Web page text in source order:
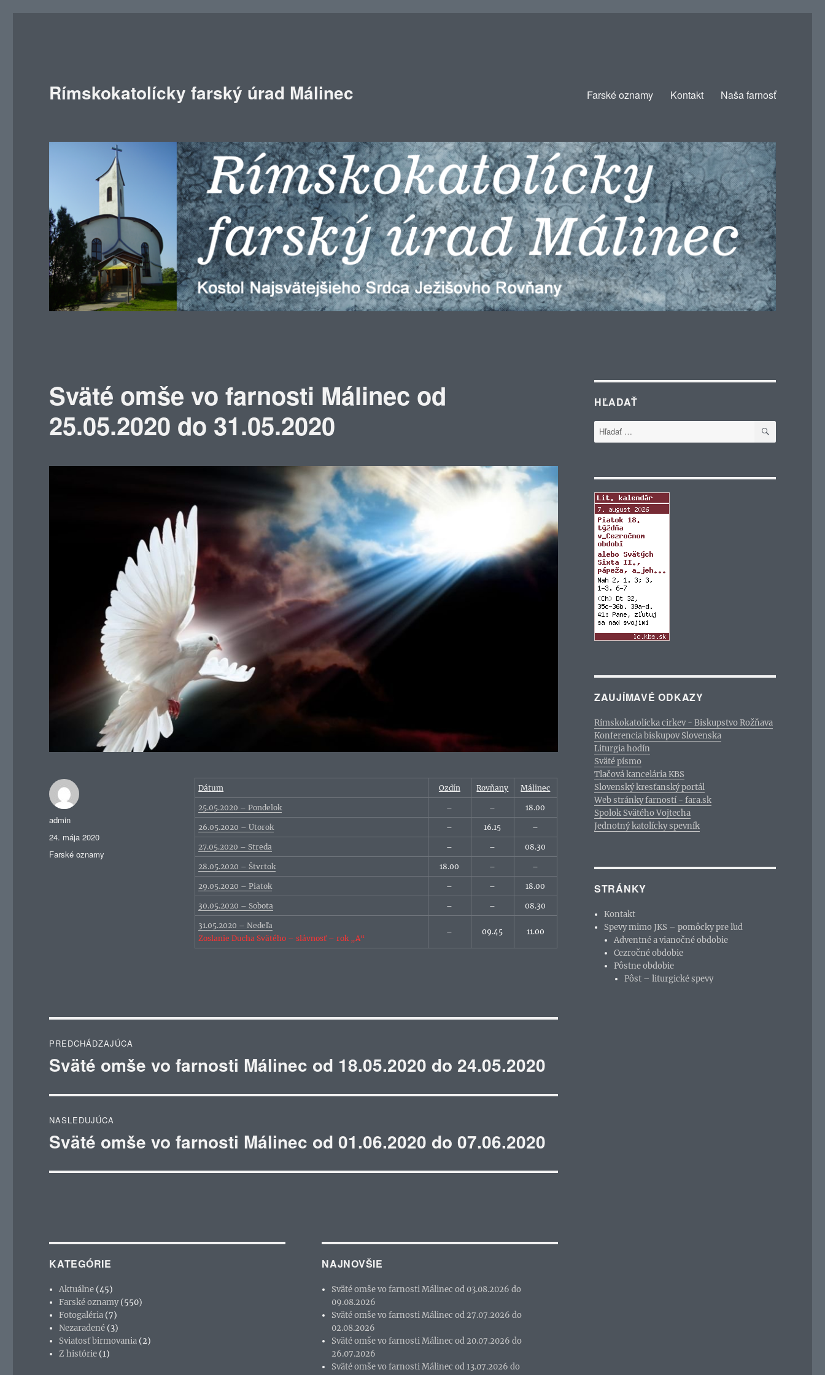
Rímskokatolícky farský úrad Málinec Farské oznamy Kontakt Naša farnosť
Sväté omše vo farnosti Málinec od
25.05.2020 do 31.05.2020
Dátum Ozdín Rovňany Málinec
25.05.2020 – Pondelok – – 18.00
26.05.2020 – Utorok – 16.15 –
27.05.2020 – Streda – – 08.30
28.05.2020 – Štvrtok 18.00 – –
29.05.2020 – Piatok – – 18.00
30.05.2020 – Sobota – – 08.30
31.05.2020 – Nedeľa
Zoslanie Ducha Svätého – slávnosť – rok „A“
– 09.45 11.00
Autor
admin
Publikované
24. mája 2020
Kategórie
Farské oznamy
v
PREDCHÁDZAJÚCA
Predchádzajúci
Sväté omše vo farnosti Málinec od 18.05.2020 do 24.05.2020
NASLEDUJÚCA
Ďalší
Sväté omše vo farnosti Málinec od 01.06.2020 do 07.06.2020
KATEGÓRIE
Aktuálne (45)
Farské oznamy(550)
Fotogaléria (7)
Nezaradené (3)
Sviatosť birmovania (2)
Z histórie (1)
NAJNOVŠIE
Sväté omše vo farnosti Málinec od 03.08.2026 do
09.08.2026
Sväté omše vo farnosti Málinec od 27.07.2026 do
02.08.2026
Sväté omše vo farnosti Málinec od 20.07.2026 do
26.07.2026
Sväté omše vo farnosti Málinec od 13.07.2026 do
HĽADAŤ
Hľadať:
ZAUJÍMAVÉ ODKAZY
Rímskokatolícka cirkev - Biskupstvo Rožňava
Konferencia biskupov Slovenska
Liturgia hodín
Sväté písmo
Tlačová kancelária KBS
Slovenský kresťanský portál
Web stránky farností - fara.sk
Spolok Svätého Vojtecha
Jednotný katolícky spevník
STRÁNKY
Kontakt
Spevy mimo JKS – pomôcky pre ľud
Adventné a vianočné obdobie
Cezročné obdobie
Pôstne obdobie
Pôst – liturgické spevy